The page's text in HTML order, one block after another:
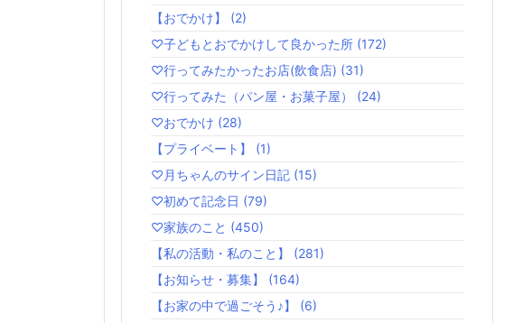
【おでかけ】 (2)
♡子どもとおでかけして良かった所 (172)
♡行ってみたかったお店(飲食店) (31)
♡行ってみた（パン屋・お菓子屋） (24)
♡おでかけ (28)
【プライベート】 (1)
♡月ちゃんのサイン日記 (15)
♡初めて記念日 (79)
♡家族のこと (450)
【私の活動・私のこと】 (281)
【お知らせ・募集】 (164)
【お家の中で過ごそう♪】 (6)